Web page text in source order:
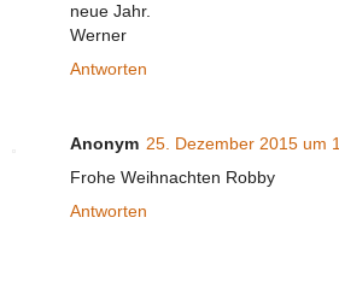
neue Jahr.
Werner
Antworten
Anonym 25. Dezember 2015 um
Frohe Weihnachten Robby
Antworten